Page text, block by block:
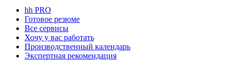
hh PRO
Готовое резюме
Все сервисы
Хочу у вас работать
Производственный календарь
Экспертная рекомендация